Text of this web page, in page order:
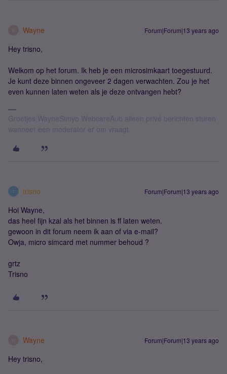
Wayne Forum|Forum|13 years ago
Hey trisno,
Welkom op het forum. Ik heb je een microsimkaart toegestuurd.
Je kunt deze binnen ongeveer 2 dagen verwachten. Zou je het
even kunnen laten weten als je deze ontvangen hebt?
Groetjes,WayneSimyo WebcareAub alleen privé berichten sturen
wanneer een moderator er om vraagt.
T trisno Forum|Forum|13 years ago
Hoi Wayne,
das heel fijn kzal als het binnen is ff laten weten.
gewoon in dit forum neem ik aan of via e-mail?
Owja, micro simcard met nummer behoud ?
grtz
Trisno
Wayne Forum|Forum|13 years ago
Hey trisno,